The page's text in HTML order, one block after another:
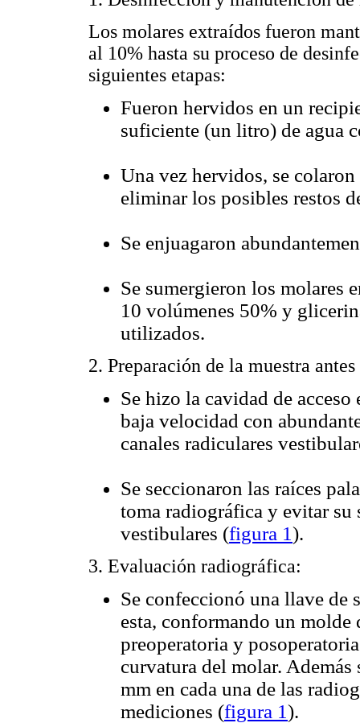
Los molares extraídos fueron
al 10% hasta su proceso de
siguientes etapas:
Fueron hervidos en un
suficiente (un litro) de agua
Una vez hervidos, se
eliminar los posibles restos
Se enjuagaron
Se sumergieron los molares
10 volúmenes 50% y
utilizados.
2. Preparación de la muestra
Se hizo la cavidad de
baja velocidad con
canales radiculares
Se seccionaron las raíces
toma radiográfica y evitar su
vestibulares (figura 1).
3. Evaluación radiográfica:
Se confeccionó una llave de
esta, conformando un
preoperatoria y
curvatura del molar.
mm en cada una de las
mediciones (figura 1).